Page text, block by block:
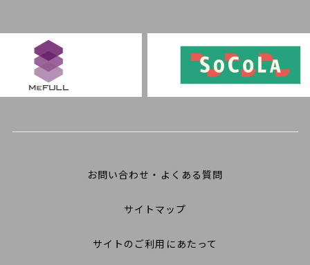
お問い合わせ・よくある質問
サイトマップ
サイトのご利用にあたって